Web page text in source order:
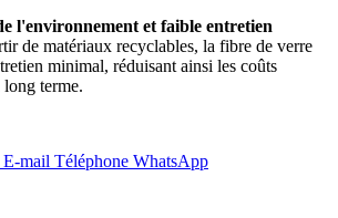
l'environnement et faible entretien
de matériaux recyclables, la fibre de verre
minimal, réduisant ainsi les coûts
long terme.
E-mail Téléphone WhatsApp